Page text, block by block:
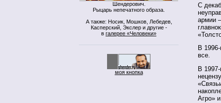
Шендерович.
Рыцарь непечатного образа.
А также: Носик, Мошков, Лебедев,
Касперский, Экслер и другие -
в галерее «Человеки»
моя кнопка
С
армии
В
все.
В
Агро»